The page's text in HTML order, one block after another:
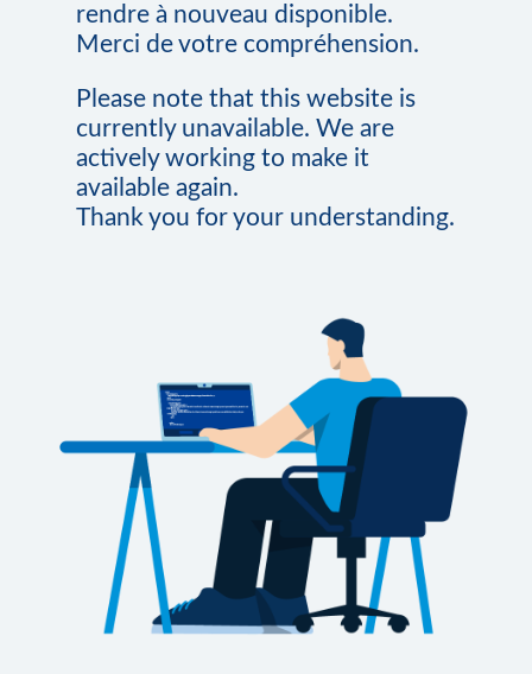
rendre à nouveau disponible.
Merci de votre compréhension.
Please note that this website is
currently unavailable. We are
actively working to make it
available again.
Thank you for your understanding.